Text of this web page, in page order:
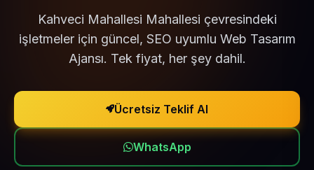
Kahveci Mahallesi Mahallesi çevresindeki
işletmeler için güncel, SEO uyumlu Web Tasarım
Ajansı. Tek fiyat, her şey dahil.
Ücretsiz Teklif Al
WhatsApp